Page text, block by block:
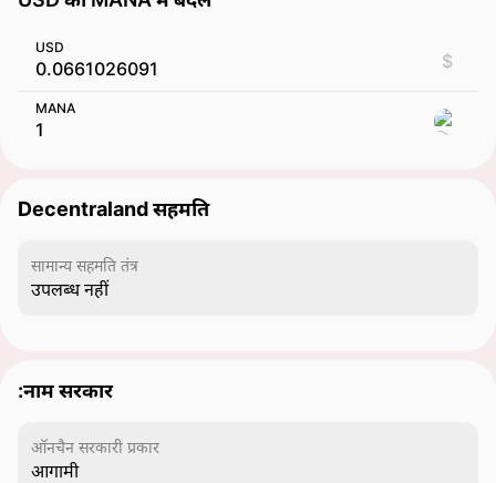
USD
$
MANA
Decentraland सहमति
सामान्य सहमति तंत्र
उपलब्ध नहीं
:नाम सरकार
ऑनचैन सरकारी प्रकार
आगामी